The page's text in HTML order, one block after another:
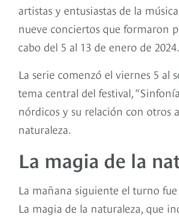
artistas y entusiastas de la
nueve conciertos que formaron
cabo del 5 al 13 de enero de 2024.
La serie comenzó el viernes 5
tema central del festival,
nórdicos y su relación con otros
naturaleza.
La magia de la
La mañana siguiente el turno
La magia de la naturaleza, que